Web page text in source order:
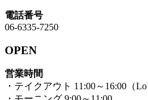
電話番号
06-6335-7250
OPEN
営業時間
・テイクアウト 11:00～16:00（